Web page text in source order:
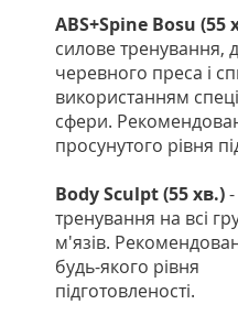
ABS+Spine Bosu (55
силове тренування,
черевного преса і
використанням
сфери.
просунутого рівня
Body Sculpt (55 хв.)
тренування на всі
м'язів.
будь-якого рівня
підготовленості.